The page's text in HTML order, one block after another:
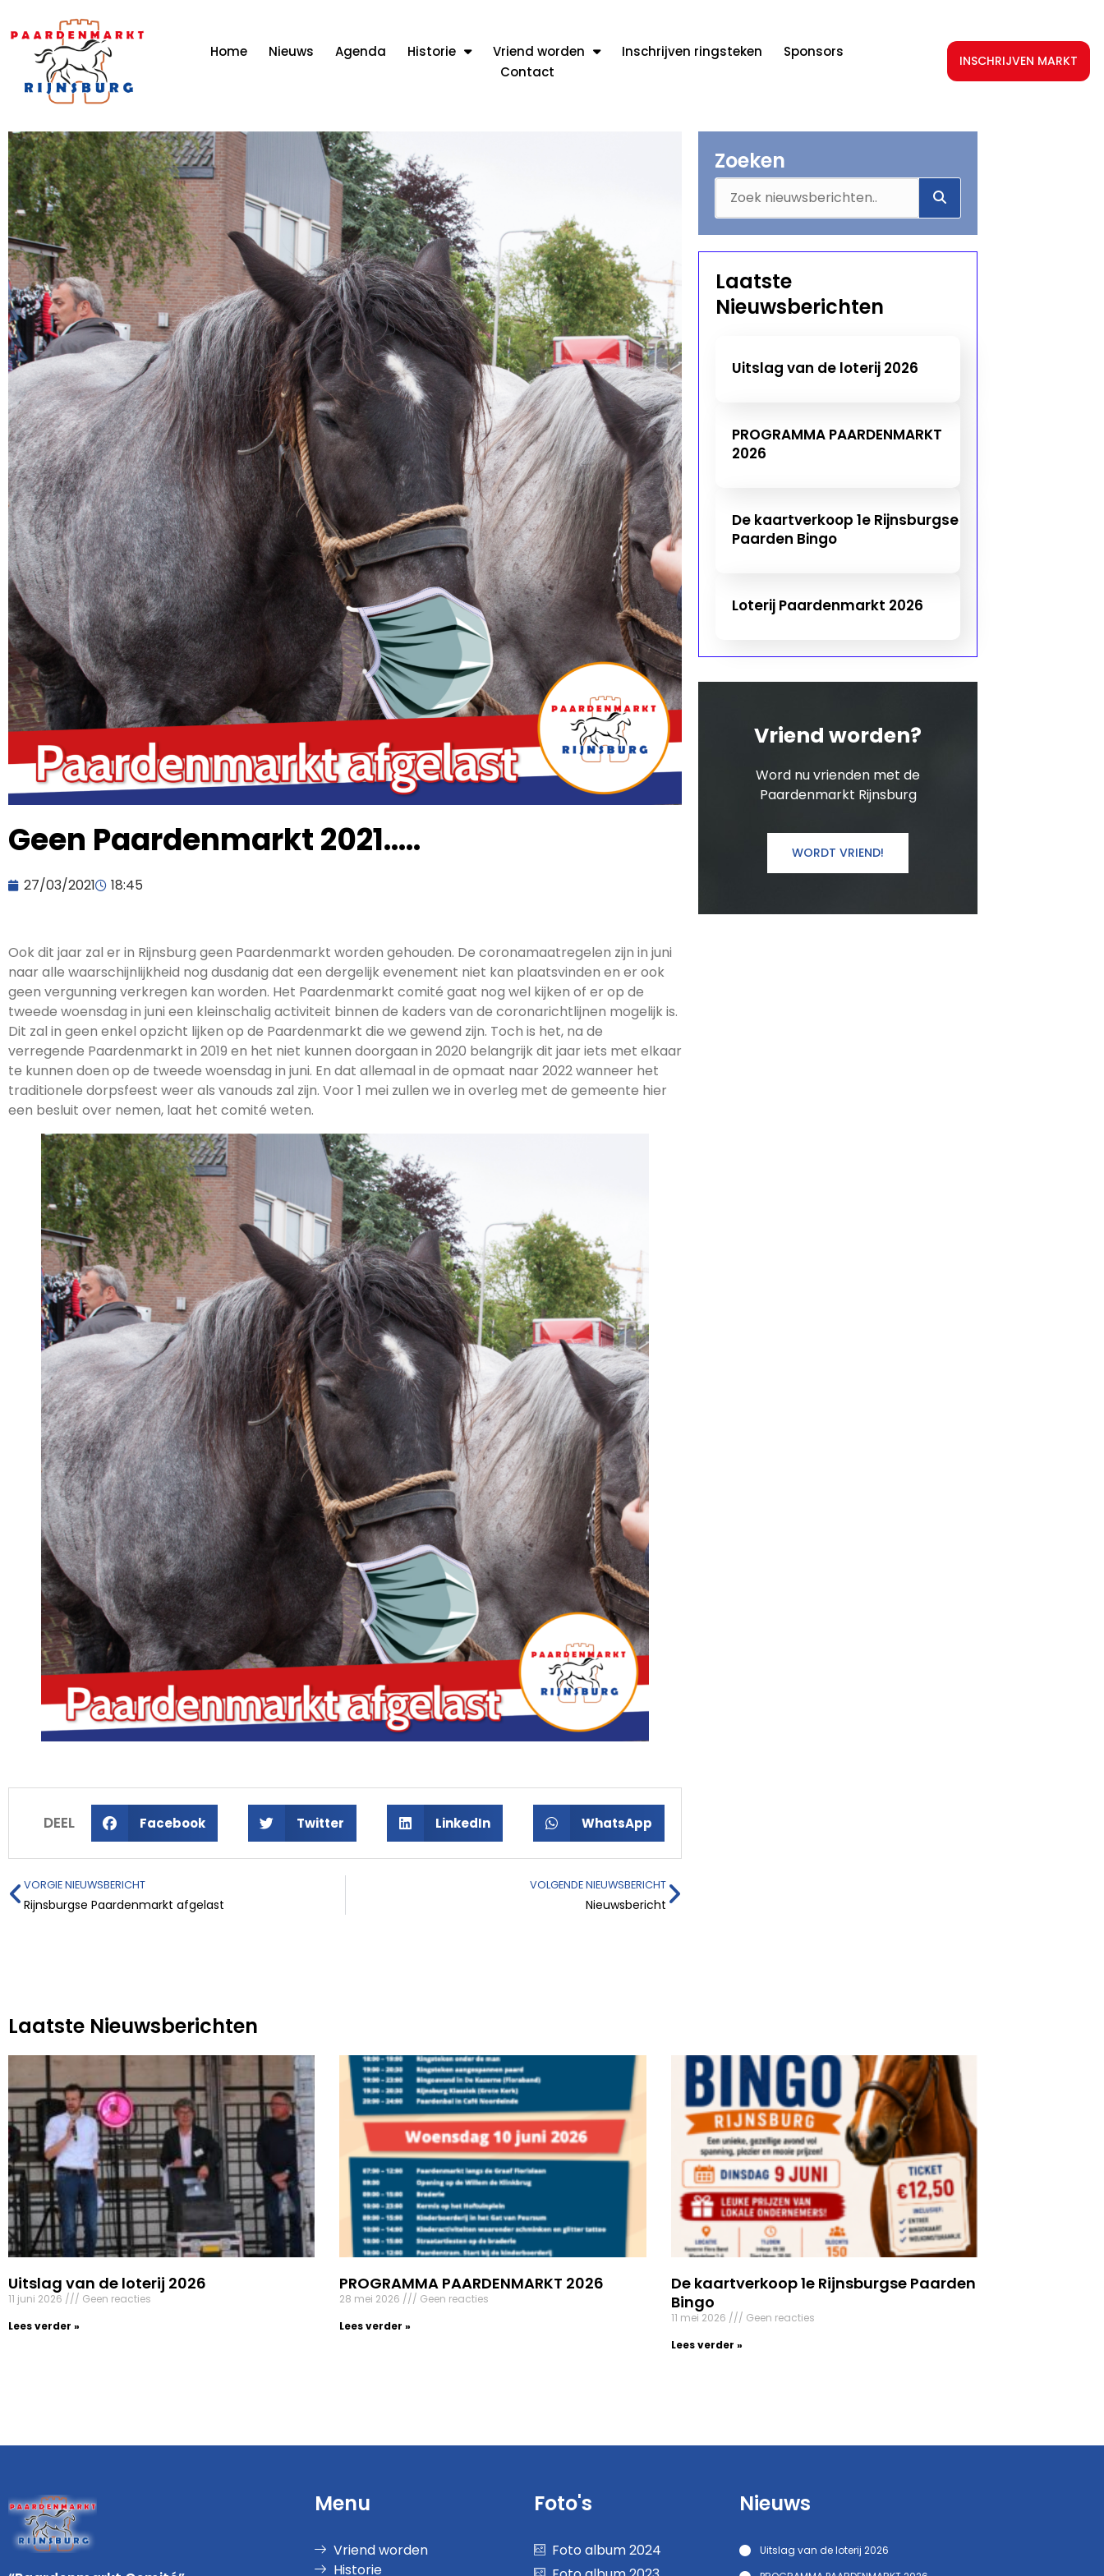
Home Nieuws Agenda Historie Vriend worden Inschrijven ringsteken
Sponsors
Contact
INSCHRIJVEN MARKT
Geen Paardenmarkt 2021…..
27/03/2021 18:45
Ook dit jaar zal er in Rijnsburg geen Paardenmarkt worden gehouden. De coronamaatregelen zijn in juni
naar alle waarschijnlijkheid nog dusdanig dat een dergelijk evenement niet kan plaatsvinden en er ook
geen vergunning verkregen kan worden. Het Paardenmarkt comité gaat nog wel kijken of er op de
tweede woensdag in juni een kleinschalig activiteit binnen de kaders van de coronarichtlijnen mogelijk is.
Dit zal in geen enkel opzicht lijken op de Paardenmarkt die we gewend zijn. Toch is het, na de
verregende Paardenmarkt in 2019 en het niet kunnen doorgaan in 2020 belangrijk dit jaar iets met elkaar
te kunnen doen op de tweede woensdag in juni. En dat allemaal in de opmaat naar 2022 wanneer het
traditionele dorpsfeest weer als vanouds zal zijn. Voor 1 mei zullen we in overleg met de gemeente hier
een besluit over nemen, laat het comité weten.
DEEL Facebook Twitter LinkedIn WhatsApp
VORGIE NIEUWSBERICHT
Rijnsburgse Paardenmarkt afgelast
VOLGENDE NIEUWSBERICHT
Nieuwsbericht
Zoeken
Laatste
Nieuwsberichten
Uitslag van de loterij 2026
PROGRAMMA PAARDENMARKT
2026
De kaartverkoop 1e Rijnsburgse
Paarden Bingo
Loterij Paardenmarkt 2026
Vriend worden?
Word nu vrienden met de
Paardenmarkt Rijnsburg
WORDT VRIEND!
Laatste Nieuwsberichten
Uitslag van de loterij 2026
11 juni 2026
Geen reacties
Lees verder »
PROGRAMMA PAARDENMARKT 2026
28 mei 2026
Geen reacties
Lees verder »
De kaartverkoop 1e Rijnsburgse Paarden
Bingo
11 mei 2026
Geen reacties
Lees verder »
Menu
Vriend worden
Historie
Foto's
Foto album 2024
Nieuws
Uitslag van de loterij 2026